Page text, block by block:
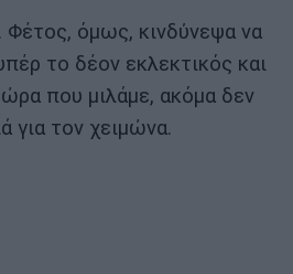
Φέτος, όμως, κινδύνεψα να
το δέον εκλεκτικός και
που μιλάμε, ακόμα δεν
για τον χειμώνα.